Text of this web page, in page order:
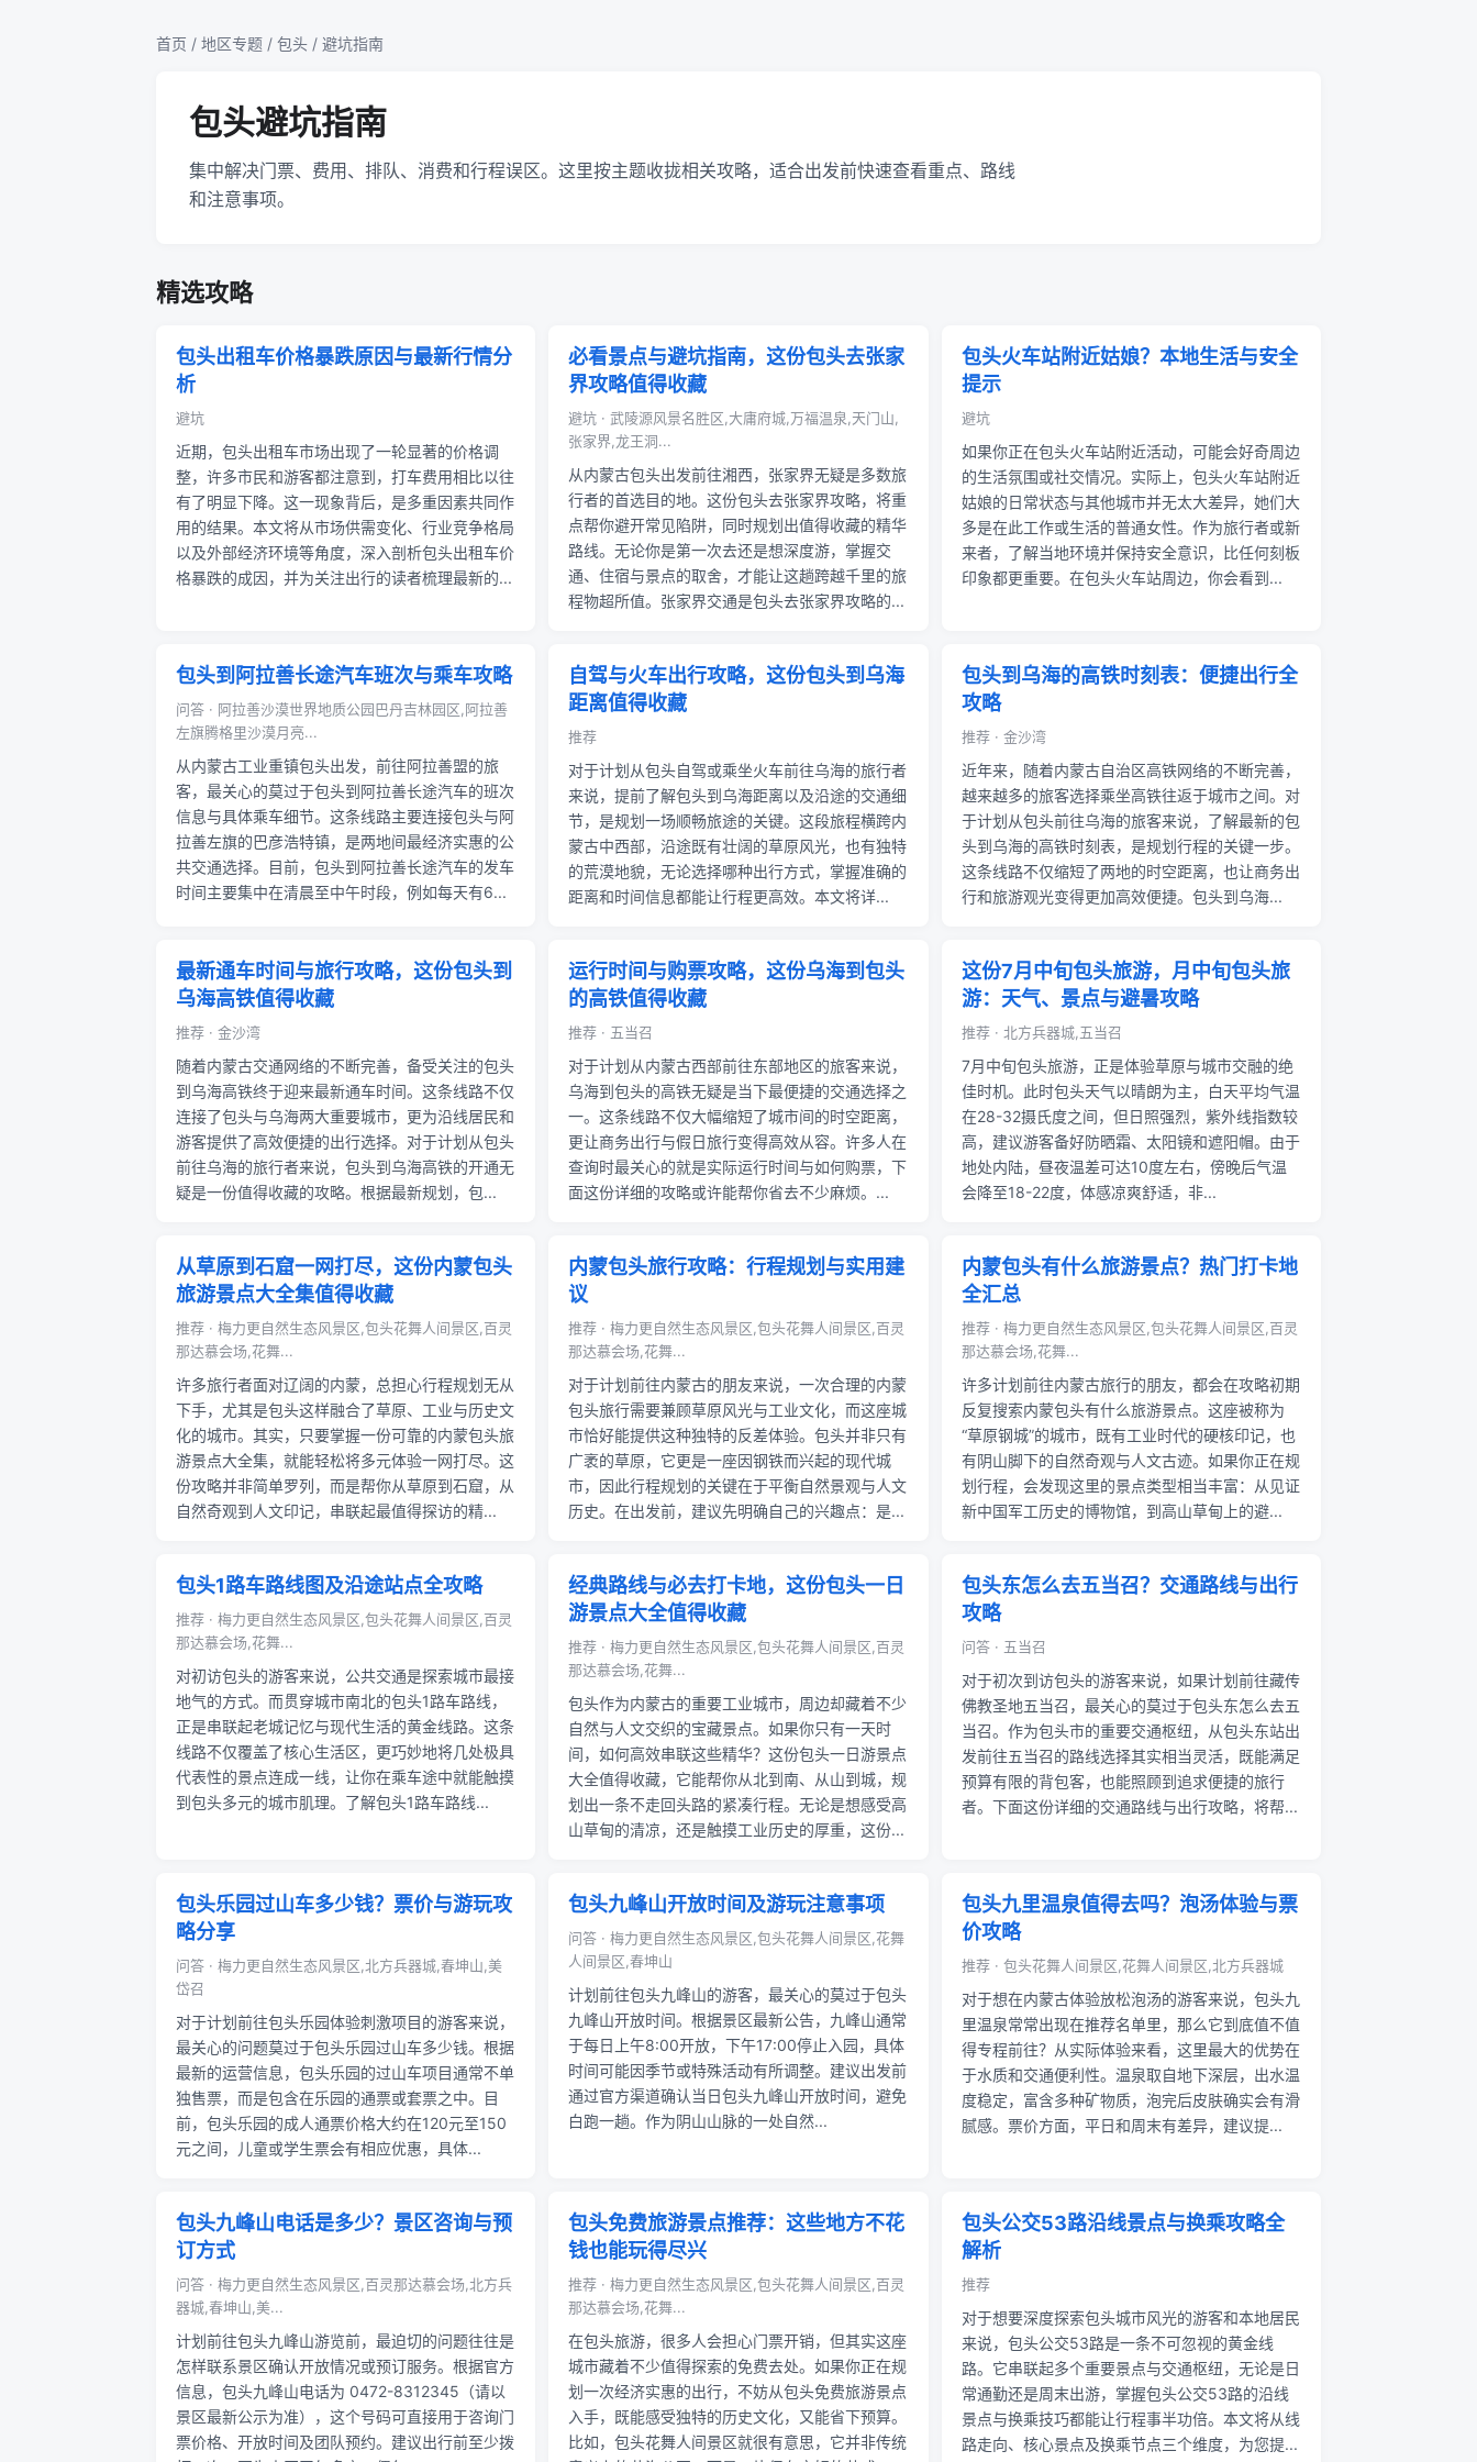
首页 / 地区专题 / 包头 / 避坑指南
包头避坑指南
集中解决门票、费用、排队、消费和行程误区。这里按主题收拢相关攻略，适合出发前快速查看重点、路线
和注意事项。
精选攻略
包头出租车价格暴跌原因与最新行情分
析
避坑
近期，包头出租车市场出现了一轮显著的价格调
整，许多市民和游客都注意到，打车费用相比以往
有了明显下降。这一现象背后，是多重因素共同作
用的结果。本文将从市场供需变化、行业竞争格局
以及外部经济环境等角度，深入剖析包头出租车价
格暴跌的成因，并为关注出行的读者梳理最新的...
必看景点与避坑指南，这份包头去张家
界攻略值得收藏
避坑 · 武陵源风景名胜区,大庸府城,万福温泉,天门山,
张家界,龙王洞...
从内蒙古包头出发前往湘西，张家界无疑是多数旅
行者的首选目的地。这份包头去张家界攻略，将重
点帮你避开常见陷阱，同时规划出值得收藏的精华
路线。无论你是第一次去还是想深度游，掌握交
通、住宿与景点的取舍，才能让这趟跨越千里的旅
程物超所值。张家界交通是包头去张家界攻略的...
包头火车站附近姑娘？本地生活与安全
提示
避坑
如果你正在包头火车站附近活动，可能会好奇周边
的生活氛围或社交情况。实际上，包头火车站附近
姑娘的日常状态与其他城市并无太大差异，她们大
多是在此工作或生活的普通女性。作为旅行者或新
来者，了解当地环境并保持安全意识，比任何刻板
印象都更重要。在包头火车站周边，你会看到...
包头到阿拉善长途汽车班次与乘车攻略
问答 · 阿拉善沙漠世界地质公园巴丹吉林园区,阿拉善
左旗腾格里沙漠月亮...
从内蒙古工业重镇包头出发，前往阿拉善盟的旅
客，最关心的莫过于包头到阿拉善长途汽车的班次
信息与具体乘车细节。这条线路主要连接包头与阿
拉善左旗的巴彦浩特镇，是两地间最经济实惠的公
共交通选择。目前，包头到阿拉善长途汽车的发车
时间主要集中在清晨至中午时段，例如每天有6...
自驾与火车出行攻略，这份包头到乌海
距离值得收藏
推荐
对于计划从包头自驾或乘坐火车前往乌海的旅行者
来说，提前了解包头到乌海距离以及沿途的交通细
节，是规划一场顺畅旅途的关键。这段旅程横跨内
蒙古中西部，沿途既有壮阔的草原风光，也有独特
的荒漠地貌，无论选择哪种出行方式，掌握准确的
距离和时间信息都能让行程更高效。本文将详...
包头到乌海的高铁时刻表：便捷出行全
攻略
推荐 · 金沙湾
近年来，随着内蒙古自治区高铁网络的不断完善，
越来越多的旅客选择乘坐高铁往返于城市之间。对
于计划从包头前往乌海的旅客来说，了解最新的包
头到乌海的高铁时刻表，是规划行程的关键一步。
这条线路不仅缩短了两地的时空距离，也让商务出
行和旅游观光变得更加高效便捷。包头到乌海...
最新通车时间与旅行攻略，这份包头到
乌海高铁值得收藏
推荐 · 金沙湾
随着内蒙古交通网络的不断完善，备受关注的包头
到乌海高铁终于迎来最新通车时间。这条线路不仅
连接了包头与乌海两大重要城市，更为沿线居民和
游客提供了高效便捷的出行选择。对于计划从包头
前往乌海的旅行者来说，包头到乌海高铁的开通无
疑是一份值得收藏的攻略。根据最新规划，包...
运行时间与购票攻略，这份乌海到包头
的高铁值得收藏
推荐 · 五当召
对于计划从内蒙古西部前往东部地区的旅客来说，
乌海到包头的高铁无疑是当下最便捷的交通选择之
一。这条线路不仅大幅缩短了城市间的时空距离，
更让商务出行与假日旅行变得高效从容。许多人在
查询时最关心的就是实际运行时间与如何购票，下
面这份详细的攻略或许能帮你省去不少麻烦。...
这份7月中旬包头旅游，月中旬包头旅
游：天气、景点与避暑攻略
推荐 · 北方兵器城,五当召
7月中旬包头旅游，正是体验草原与城市交融的绝
佳时机。此时包头天气以晴朗为主，白天平均气温
在28-32摄氏度之间，但日照强烈，紫外线指数较
高，建议游客备好防晒霜、太阳镜和遮阳帽。由于
地处内陆，昼夜温差可达10度左右，傍晚后气温
会降至18-22度，体感凉爽舒适，非...
从草原到石窟一网打尽，这份内蒙包头
旅游景点大全集值得收藏
推荐 · 梅力更自然生态风景区,包头花舞人间景区,百灵
那达慕会场,花舞...
许多旅行者面对辽阔的内蒙，总担心行程规划无从
下手，尤其是包头这样融合了草原、工业与历史文
化的城市。其实，只要掌握一份可靠的内蒙包头旅
游景点大全集，就能轻松将多元体验一网打尽。这
份攻略并非简单罗列，而是帮你从草原到石窟，从
自然奇观到人文印记，串联起最值得探访的精...
内蒙包头旅行攻略：行程规划与实用建
议
推荐 · 梅力更自然生态风景区,包头花舞人间景区,百灵
那达慕会场,花舞...
对于计划前往内蒙古的朋友来说，一次合理的内蒙
包头旅行需要兼顾草原风光与工业文化，而这座城
市恰好能提供这种独特的反差体验。包头并非只有
广袤的草原，它更是一座因钢铁而兴起的现代城
市，因此行程规划的关键在于平衡自然景观与人文
历史。在出发前，建议先明确自己的兴趣点：是...
内蒙包头有什么旅游景点？热门打卡地
全汇总
推荐 · 梅力更自然生态风景区,包头花舞人间景区,百灵
那达慕会场,花舞...
许多计划前往内蒙古旅行的朋友，都会在攻略初期
反复搜索内蒙包头有什么旅游景点。这座被称为
“草原钢城”的城市，既有工业时代的硬核印记，也
有阴山脚下的自然奇观与人文古迹。如果你正在规
划行程，会发现这里的景点类型相当丰富：从见证
新中国军工历史的博物馆，到高山草甸上的避...
包头1路车路线图及沿途站点全攻略
推荐 · 梅力更自然生态风景区,包头花舞人间景区,百灵
那达慕会场,花舞...
对初访包头的游客来说，公共交通是探索城市最接
地气的方式。而贯穿城市南北的包头1路车路线，
正是串联起老城记忆与现代生活的黄金线路。这条
线路不仅覆盖了核心生活区，更巧妙地将几处极具
代表性的景点连成一线，让你在乘车途中就能触摸
到包头多元的城市肌理。了解包头1路车路线...
经典路线与必去打卡地，这份包头一日
游景点大全值得收藏
推荐 · 梅力更自然生态风景区,包头花舞人间景区,百灵
那达慕会场,花舞...
包头作为内蒙古的重要工业城市，周边却藏着不少
自然与人文交织的宝藏景点。如果你只有一天时
间，如何高效串联这些精华？这份包头一日游景点
大全值得收藏，它能帮你从北到南、从山到城，规
划出一条不走回头路的紧凑行程。无论是想感受高
山草甸的清凉，还是触摸工业历史的厚重，这份...
包头东怎么去五当召？交通路线与出行
攻略
问答 · 五当召
对于初次到访包头的游客来说，如果计划前往藏传
佛教圣地五当召，最关心的莫过于包头东怎么去五
当召。作为包头市的重要交通枢纽，从包头东站出
发前往五当召的路线选择其实相当灵活，既能满足
预算有限的背包客，也能照顾到追求便捷的旅行
者。下面这份详细的交通路线与出行攻略，将帮...
包头乐园过山车多少钱？票价与游玩攻
略分享
问答 · 梅力更自然生态风景区,北方兵器城,春坤山,美
岱召
对于计划前往包头乐园体验刺激项目的游客来说，
最关心的问题莫过于包头乐园过山车多少钱。根据
最新的运营信息，包头乐园的过山车项目通常不单
独售票，而是包含在乐园的通票或套票之中。目
前，包头乐园的成人通票价格大约在120元至150
元之间，儿童或学生票会有相应优惠，具体...
包头九峰山开放时间及游玩注意事项
问答 · 梅力更自然生态风景区,包头花舞人间景区,花舞
人间景区,春坤山
计划前往包头九峰山的游客，最关心的莫过于包头
九峰山开放时间。根据景区最新公告，九峰山通常
于每日上午8:00开放，下午17:00停止入园，具体
时间可能因季节或特殊活动有所调整。建议出发前
通过官方渠道确认当日包头九峰山开放时间，避免
白跑一趟。作为阴山山脉的一处自然...
包头九里温泉值得去吗？泡汤体验与票
价攻略
推荐 · 包头花舞人间景区,花舞人间景区,北方兵器城
对于想在内蒙古体验放松泡汤的游客来说，包头九
里温泉常常出现在推荐名单里，那么它到底值不值
得专程前往？从实际体验来看，这里最大的优势在
于水质和交通便利性。温泉取自地下深层，出水温
度稳定，富含多种矿物质，泡完后皮肤确实会有滑
腻感。票价方面，平日和周末有差异，建议提...
包头九峰山电话是多少？景区咨询与预
订方式
问答 · 梅力更自然生态风景区,百灵那达慕会场,北方兵
器城,春坤山,美...
计划前往包头九峰山游览前，最迫切的问题往往是
怎样联系景区确认开放情况或预订服务。根据官方
信息，包头九峰山电话为 0472-8312345（请以
景区最新公示为准），这个号码可直接用于咨询门
票价格、开放时间及团队预约。建议出行前至少拨
包头免费旅游景点推荐：这些地方不花
钱也能玩得尽兴
推荐 · 梅力更自然生态风景区,包头花舞人间景区,百灵
那达慕会场,花舞...
在包头旅游，很多人会担心门票开销，但其实这座
城市藏着不少值得探索的免费去处。如果你正在规
划一次经济实惠的出行，不妨从包头免费旅游景点
入手，既能感受独特的历史文化，又能省下预算。
比如，包头花舞人间景区就很有意思，它并非传统
包头公交53路沿线景点与换乘攻略全
解析
推荐
对于想要深度探索包头城市风光的游客和本地居民
来说，包头公交53路是一条不可忽视的黄金线
路。它串联起多个重要景点与交通枢纽，无论是日
常通勤还是周末出游，掌握包头公交53路的沿线
景点与换乘技巧都能让行程事半功倍。本文将从线
路走向、核心景点及换乘节点三个维度，为您提...